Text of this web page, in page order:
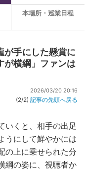
本場所・巡業日程
が手にした懸賞に
が横綱」ファンは
2026/03/20 20:16
(2/2) 記事の先頭へ戻る
いくと、相手の出足
うにして鮮やかには
の上に乗せられた分
綱の姿に、視聴者か